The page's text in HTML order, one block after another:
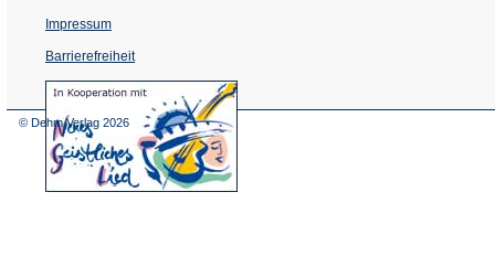
Impressum
Barrierefreiheit
(Öffnet
in
© Dehm Verlag 2026